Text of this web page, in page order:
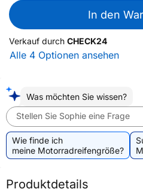
In den
Verkauf durch CHECK24
Alle 4 Optionen ansehen
Was möchten Sie wissen?
Stellen Sie Sophie eine Frage
Wie finde ich
meine Motorradreifengröße?
Produktdetails